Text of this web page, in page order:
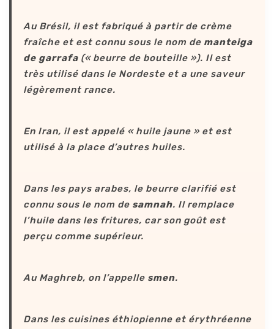
Au Brésil, il est fabriqué à partir de crème
fraîche et est connu sous le nom de manteiga
de garrafa (« beurre de bouteille »). Il est
très utilisé dans le Nordeste et a une saveur
légèrement rance.
En Iran, il est appelé « huile jaune » et est
utilisé à la place d’autres huiles.
Dans les pays arabes, le beurre clarifié est
connu sous le nom de samnah. Il remplace
l’huile dans les fritures, car son goût est
perçu comme supérieur.
Au Maghreb, on l’appelle smen.
Dans les cuisines éthiopienne et érythréenne